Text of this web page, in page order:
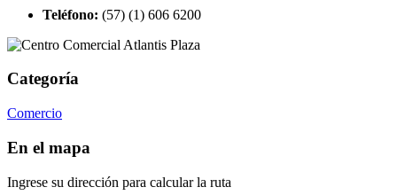
Teléfono: (57) (1) 606 6200
Categoría
Comercio
En el mapa
Ingrese su dirección para calcular la ruta